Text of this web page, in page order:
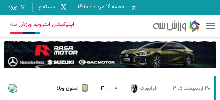
جمعه ۱۶ مرداد -
16:10 جستجو ورود
اپلیکیشن اندروید ورزش سه
30 اردیبهشت 1405 فرایبورگ 0
-
3 استون ویلا